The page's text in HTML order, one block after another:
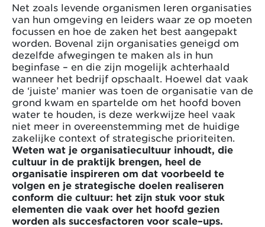
Net zoals levende organismen leren organisaties
van hun omgeving en leiders waar ze op moeten
focussen en hoe de zaken het best aangepakt
worden. Bovenal zijn organisaties geneigd om
dezelfde afwegingen te maken als in hun
beginfase – en die zijn mogelijk achterhaald
wanneer het bedrijf opschaalt. Hoewel dat vaak
de ‘juiste’ manier was toen de organisatie van de
grond kwam en spartelde om het hoofd boven
water te houden, is deze werkwijze heel vaak
niet meer in overeenstemming met de huidige
zakelijke context of strategische prioriteiten.
Weten wat je organisatiecultuur inhoudt, die
cultuur in de praktijk brengen, heel de
organisatie inspireren om dat voorbeeld te
volgen en je strategische doelen realiseren
conform die cultuur: het zijn stuk voor stuk
elementen die vaak over het hoofd gezien
worden als succesfactoren voor scale–ups.